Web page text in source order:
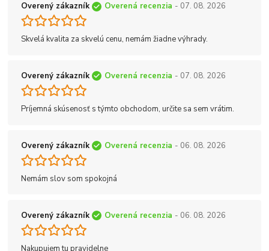
Overený zákazník Overená recenzia - 07. 08. 2026
Skvelá kvalita za skvelú cenu, nemám žiadne výhrady.
Overený zákazník Overená recenzia - 07. 08. 2026
Príjemná skúsenosť s týmto obchodom, určite sa sem vrátim.
Overený zákazník Overená recenzia - 06. 08. 2026
Nemám slov som spokojná
Overený zákazník Overená recenzia - 06. 08. 2026
Nakupujem tu pravidelne